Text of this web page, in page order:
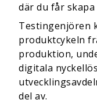
där du får
Testingenjören
produktcykeln
produktion,
digitala
del av.